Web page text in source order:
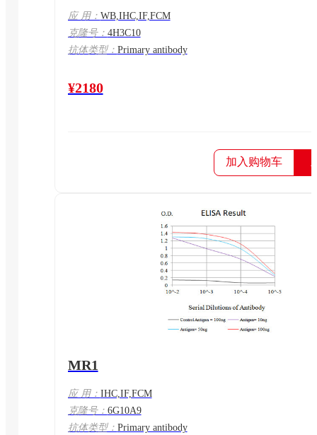
应 用： WB,IHC,IF,FCM
克隆号： 4H3C10
抗体类型： Primary antibody
¥2180
加入购物车
MR1
应 用： IHC,IF,FCM
克隆号： 6G10A9
抗体类型： Primary antibody